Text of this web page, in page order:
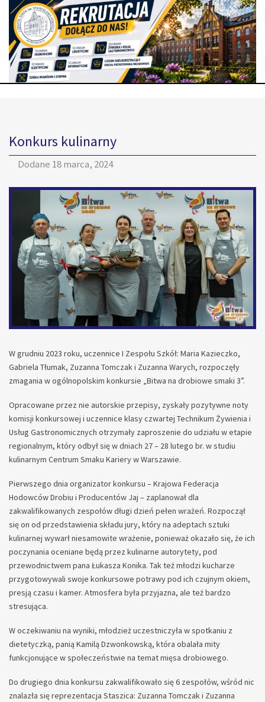
Konkurs kulinarny
Dodane 18 marca, 2024
W grudniu 2023 roku, uczennice I Zespołu Szkół: Maria Kazieczko,
Gabriela Tłumak, Zuzanna Tomczak i Zuzanna Warych, rozpoczęły
zmagania w ogólnopolskim konkursie „Bitwa na drobiowe smaki 3”.
Opracowane przez nie autorskie przepisy, zyskały pozytywne noty
komisji konkursowej i uczennice klasy czwartej Technikum Żywienia i
Usług Gastronomicznych otrzymały zaproszenie do udziału w etapie
regionalnym, który odbył się w dniach 27 – 28 lutego br. w studiu
kulinarnym Centrum Smaku Kariery w Warszawie.
Pierwszego dnia organizator konkursu – Krajowa Federacja
Hodowców Drobiu i Producentów Jaj – zaplanował dla
zakwalifikowanych zespołów długi dzień pełen wrażeń. Rozpoczął
się on od przedstawienia składu jury, który na adeptach sztuki
kulinarnej wywarł niesamowite wrażenie, ponieważ okazało się, że ich
poczynania oceniane będą przez kulinarne autorytety, pod
przewodnictwem pana Łukasza Konika. Tak też młodzi kucharze
przygotowywali swoje konkursowe potrawy pod ich czujnym okiem,
presją czasu i kamer. Atmosfera była przyjazna, ale też bardzo
stresująca.
W oczekiwaniu na wyniki, młodzież uczestniczyła w spotkaniu z
dietetyczką, panią Kamilą Dzwonkowską, która obalała mity
funkcjonujące w społeczeństwie na temat mięsa drobiowego.
Do drugiego dnia konkursu zakwalifikowało się 6 zespołów, wśród nic
znalazła się reprezentacja Staszica: Zuzanna Tomczak i Zuzanna